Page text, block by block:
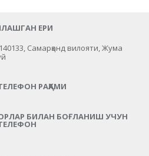
ЕРИ
Самарқанд вилояти, Жума
РАҚАМИ
БИЛАН БОҒЛАНИШ УЧУН